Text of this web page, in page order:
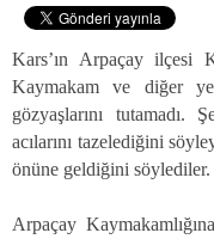
Kars’ın Arpaçay ilçesi
Kaymakam ve diğer
gözyaşlarını tutamadı.
acılarını tazelediğini
önüne geldiğini söylediler.
Arpaçay